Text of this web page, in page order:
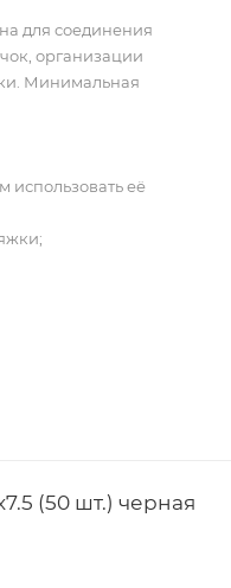
для соединения
организации
Минимальная
её
(50 шт.) черная